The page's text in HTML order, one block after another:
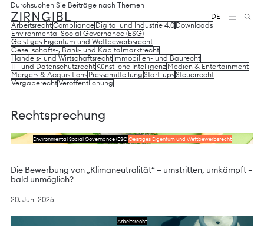
Zum
Inhalt
springen
Diese
Website
Zirngibl,
eine
Wirtschaftskanzlei,
wurde
vom
Digitalbüro
gestaltet
und
technisch
umgesetzt
Fokus
durchdachtes
moderne
Webtechnologien
DE
Rechtsprechung
Durchsuchen Sie Beiträge nach Themen
ArbeitsrechtCompliance Digital und Industrie 4.0 Downloads
Environmental Social Governance (ESG)
Geistiges Eigentum und Wettbewerbsrecht
Gesellschafts-, Bank- und Kapitalmarktrecht
Handels- und Wirtschaftsrecht Immobilien- und Baurecht
IT- und Datenschutzrecht Künstliche Intelligenz Medien & Entertainment
Mergers & Acquisitions Pressemitteilung Start-upsSteuerrecht
VergaberechtVeröffentlichung
Lesen Sie das Schreiben
Environmental Social Governance (ESG)Geistiges Eigentum und Wettbewerbsrecht
Die Bewerbung von „Klimaneutralität“ – umstritten, umkämpft –
bald unmöglich?
20. Juni 2025
Lesen Sie das Schreiben
Arbeitsrecht